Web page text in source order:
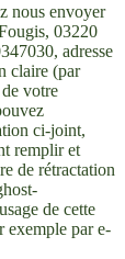
nous envoyer
03220
adresse
claire (par
votre
ci-joint,
remplir et
de rétractation
de cette
exemple par e-